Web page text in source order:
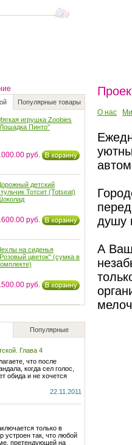
Популярные товары
руб.
игрушка Zoobies
Пинто"
руб.
детский
Тотсит (Totseat)
руб.
на сиденья
цветок" (сумка в
руб.
3D
руб.
на руль "Розовый
О нас
душу
А Ваш
Популярные
Глава 4
что после
когда сел голос,
обида и не хочется
22.11.2011
только в
так, что любой
претендующей на